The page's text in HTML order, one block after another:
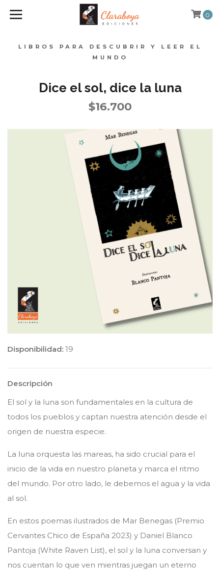
LIBROS PARA DESCUBRIR Y LEER EL
MUNDO
0
Dice el sol, dice la luna
$16.700
Disponibilidad: 19
Descripción
El sol y la luna son fundamentales en la cultura de
todos los pueblos y captan nuestra atención desde el
origen de nuestra especie.
La luna orquesta las mareas, ha sido crucial para el
inicio de la vida en nuestro planeta y marca el ritmo
del mundo. Por otro lado, le debemos el agua y la vida
al sol.
En estos poemas ilustrados de Mar Benegas (Premio
Cervantes Chico de España 2023) y Daniel Blanco
Pantoja (White Raven List), el sol y la luna conversan y
nos cuentan lo que ven mientras juegan un eterno